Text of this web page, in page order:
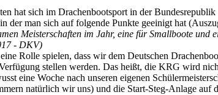
hat sich im Drachenbootsport in der
der man sich auf folgende Punkte geeinigt hat
Meisterschaften im Jahr, eine für Smallboote
- DKV)
Rolle spielen, dass wir dem Deutschen
stellen werden. Das heißt, die KRG wird
eine Woche nach unseren eigenen
natürlich wir uns) und die Start-Steg-Anlage